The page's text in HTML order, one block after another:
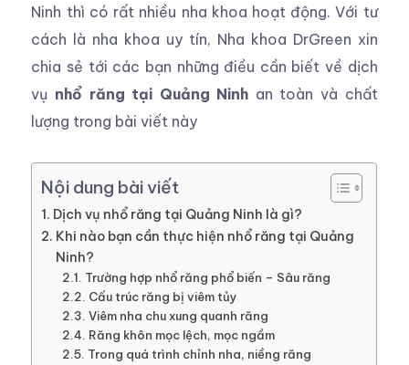
Ninh thì có rất nhiều nha khoa hoạt động. Với tư
cách là nha khoa uy tín, Nha khoa DrGreen xin
chia sẻ tới các bạn những điều cần biết về dịch
vụ nhổ răng tại Quảng Ninh an toàn và chất
lượng trong bài viết này
Nội dung bài viết
Dịch vụ nhổ răng tại Quảng Ninh là gì?
Khi nào bạn cần thực hiện nhổ răng tại Quảng
Ninh?
Trường hợp nhổ răng phổ biến – Sâu răng
Cấu trúc răng bị viêm tủy
Viêm nha chu xung quanh răng
Răng khôn mọc lệch, mọc ngầm
Trong quá trình chỉnh nha, niềng răng